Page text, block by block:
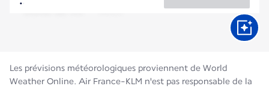
Les prévisions météorologiques proviennent de World
Weather Online. Air France-KLM n'est pas responsable de la